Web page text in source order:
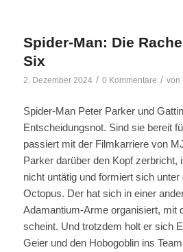
Spider-Man: Die
Six
2. Dezember 2024 / 0 Kommentare / von
Spider-Man Peter Parker und
Entscheidungsnot. Sind sie bereit
passiert mit der Filmkarriere von
Parker darüber den Kopf zerbricht,
nicht untätig und formiert sich
Octopus. Der hat sich in einer
Adamantium-Arme organisiert, mit
scheint. Und trotzdem holt er sich
Geier und den Hobogoblin ins